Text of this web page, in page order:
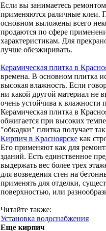
Если вы занимаетесь
применяются раличные клеи.
основном выложены всего
продаются по сфере
характеристикам. Для
лучше обезжиривать.
Керамическая плитка в
времена. В основном плитка
высокая влажность. Если
ни какой другой материал не
очень устойчива к
Керамическая плитка в
обжигается при высоких
"обкадки" плитка получает
Кирпич в Красноярске как
Его применяют как для
зданий. Есть единственное
выдержать вес более трех
для возведения стен на
применять для отделки,
поверхностью, или
Читайте также:
Установка водоснабжения
Еще кирпич